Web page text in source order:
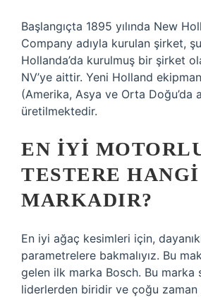
Başlangıçta 1895 yılında New
Company adıyla kurulan şirket,
Hollanda’da kurulmuş bir şirket
NV’ye aittir. Yeni Holland
(Amerika, Asya ve Orta Doğu’da
üretilmektedir.
EN IYI
TESTERE HANGI
MARKADIR?
En iyi ağaç kesimleri için,
parametrelere bakmalıyız. Bu
gelen ilk marka Bosch. Bu marka
liderlerden biridir ve çoğu